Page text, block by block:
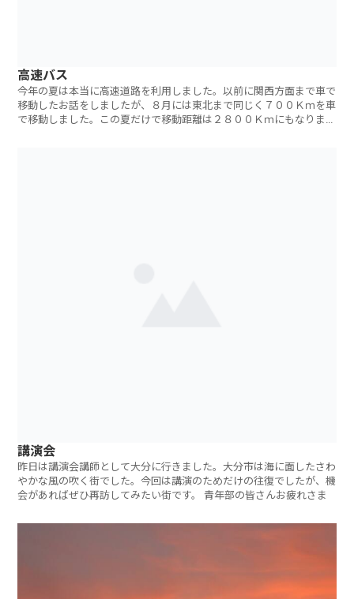
高速バス
今年の夏は本当に高速道路を利用しました。以前に関西方面まで車で
移動したお話をしましたが、８月には東北まで同じく７００Ｋｍを車
で移動しました。この夏だけで移動距離は２８００Ｋｍにもなりま
講演会
昨日は講演会講師として大分に行きました。大分市は海に面したさわ
やかな風の吹く街でした。今回は講演のためだけの往復でしたが、機
会があればぜひ再訪してみたい街です。 青年部の皆さんお疲れさま